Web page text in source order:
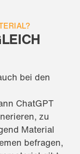
bei den
ChatGPT
zu
Material
befragen,